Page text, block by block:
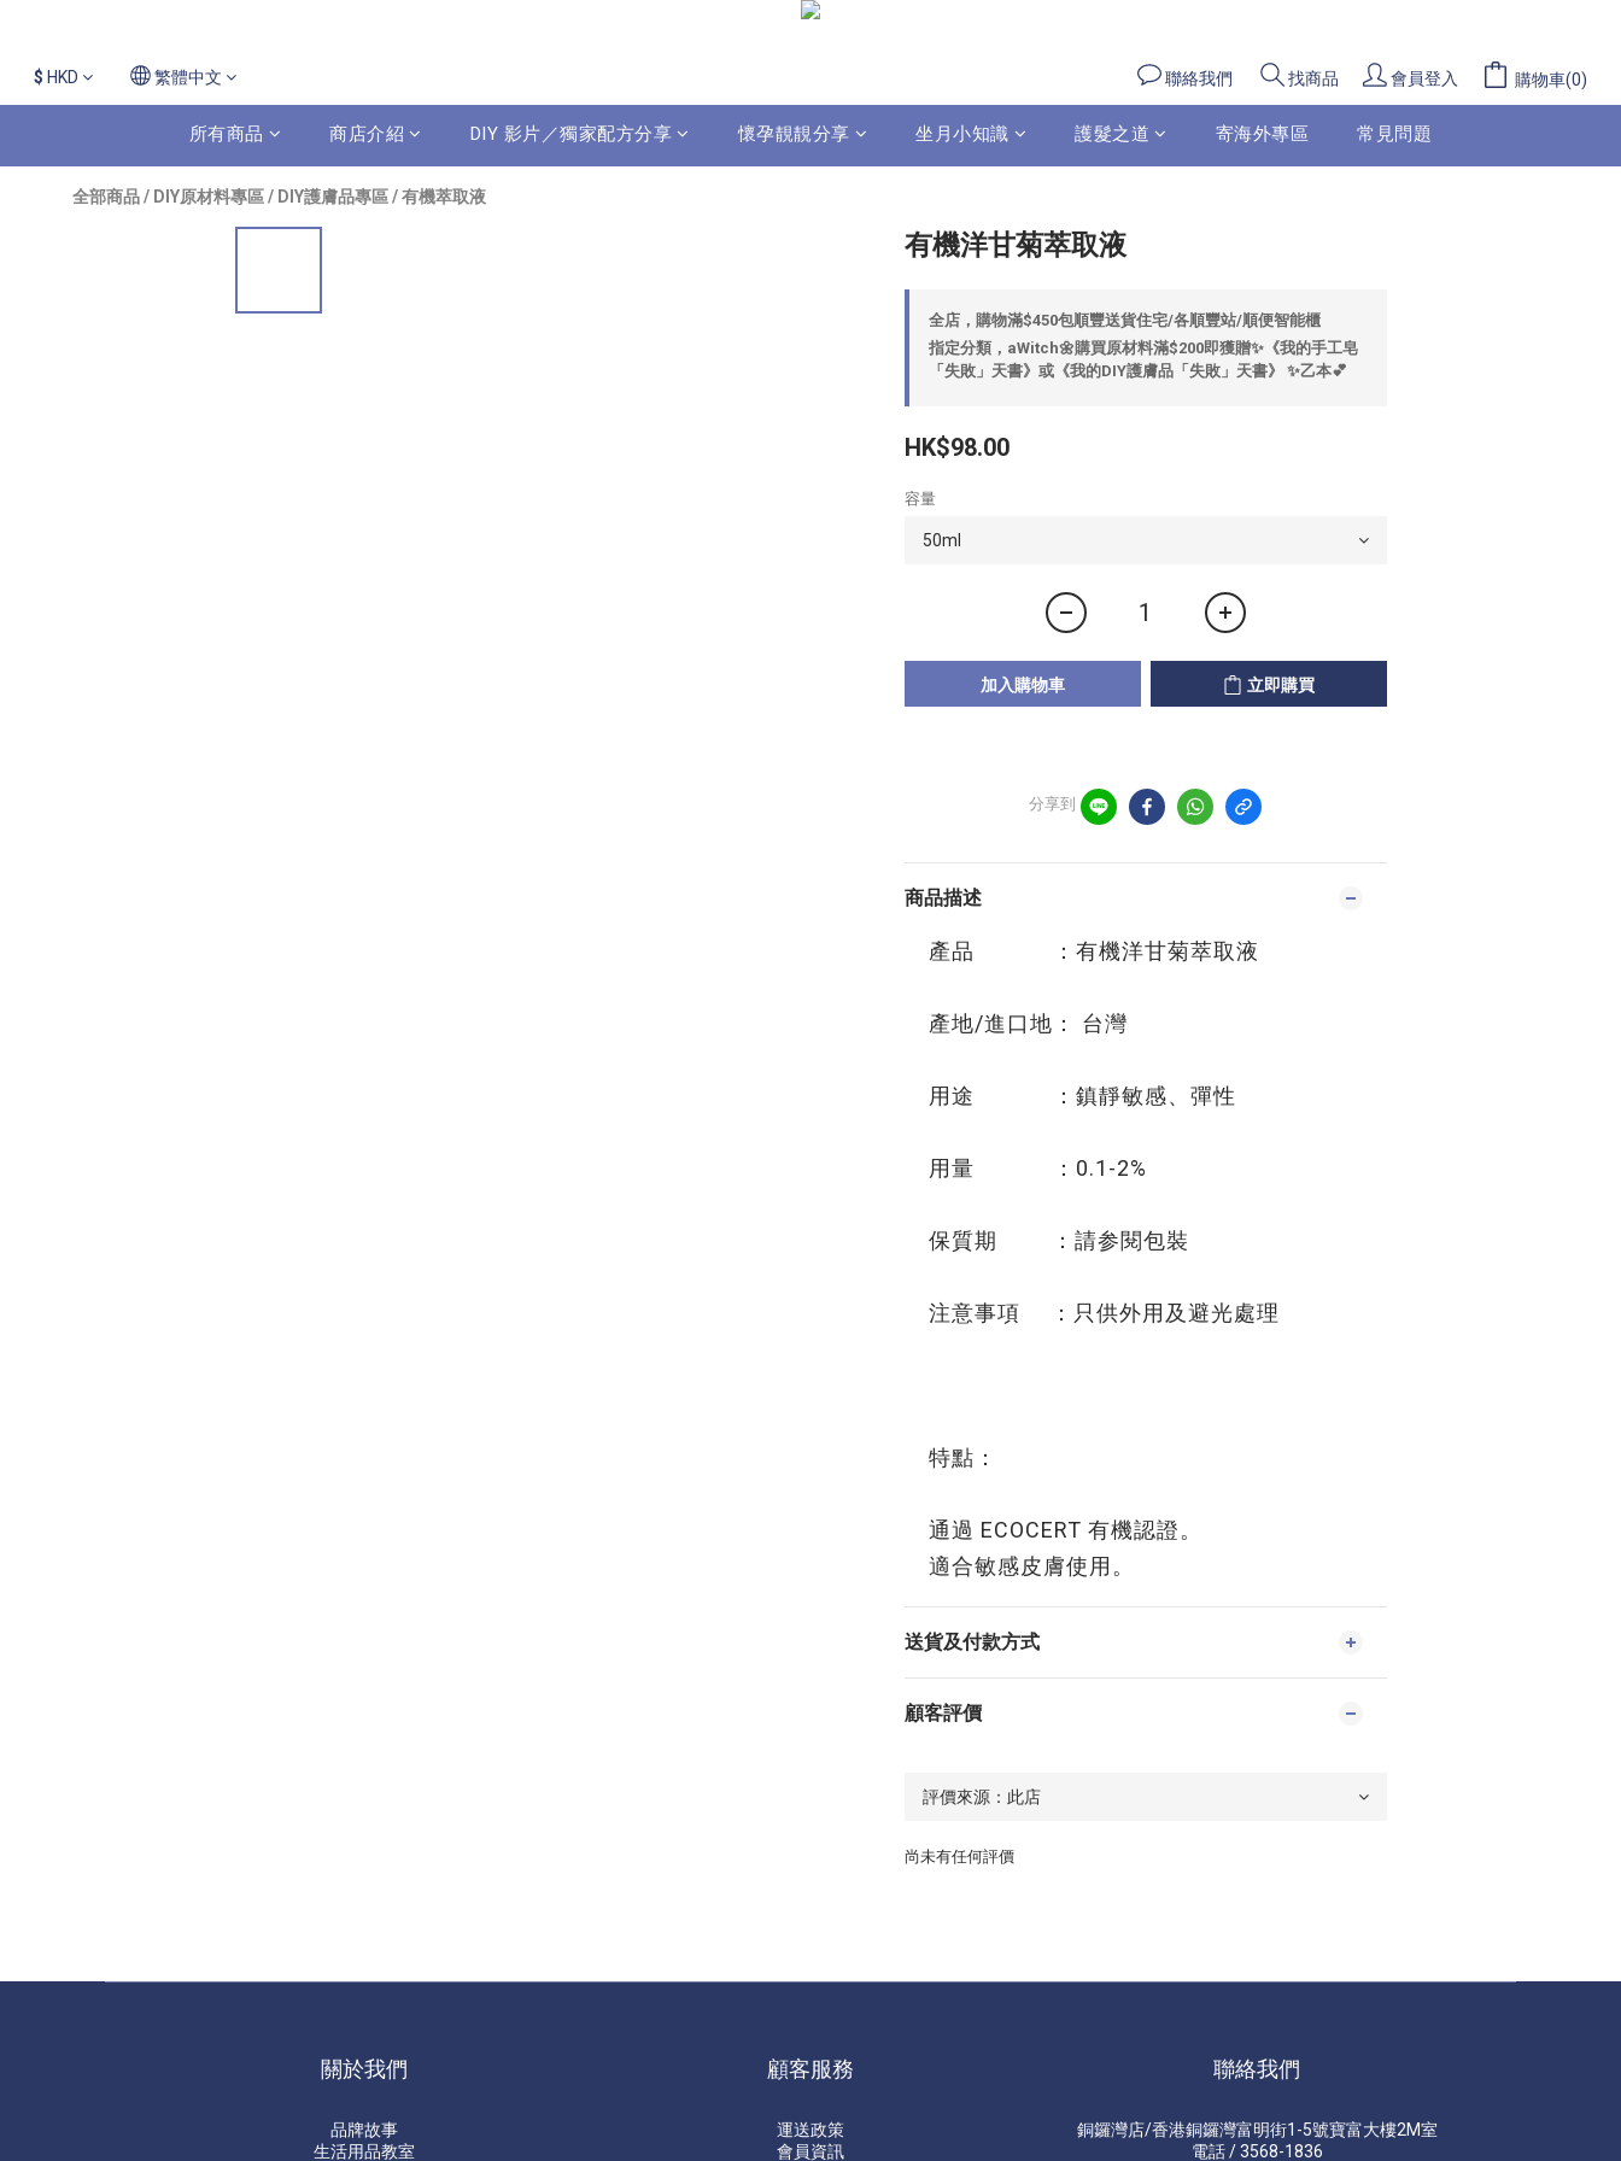
$ HKD 繁體中文 聯絡我們 找商品 會員登入 購物車(0)
所有商品 商店介紹 DIY 影片／獨家配方分享 懷孕靚靚分享 坐月小知識 護髮之道 寄海外專區 常見問題
全部商品/ DIY原材料專區/ DIY護膚品專區/有機萃取液
有機洋甘菊萃取液
全店，購物滿$450包順豐送貨住宅/各順豐站/順便智能櫃
指定分類，aWitch🌼購買原材料滿$200即獲贈✨《我的手工皂
「失敗」天書》或《我的DIY護膚品「失敗」天書》 ✨乙本💕
HK$98.00
容量
加入購物車 立即購買
分享到
商品描述
產品 ：有機洋甘菊萃取液
產地/進口地： 台灣
用途 ：鎮靜敏感、彈性
用量 ：0.1-2%
保質期 ：請参閱包裝
注意事項 ：只供外用及避光處理
特點：
通過 ECOCERT 有機認證。
適合敏感皮膚使用。
送貨及付款方式
顧客評價
尚未有任何評價
關於我們
品牌故事
生活用品教室
顧客服務
運送政策
會員資訊
聯絡我們
銅鑼灣店/香港銅鑼灣富明街1-5號寶富大樓2M室
電話 / 3568-1836